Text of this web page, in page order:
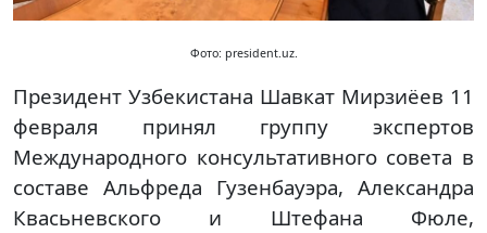
Фото: president.uz.
Президент Узбекистана Шавкат Мирзиёев 11
февраля принял группу экспертов
Международного консультативного совета в
составе Альфреда Гузенбауэра, Александра
Квасьневского и Штефана Фюле,